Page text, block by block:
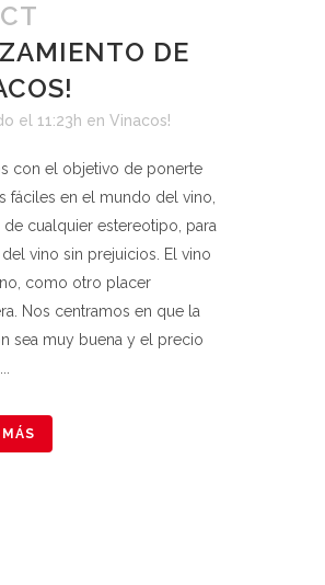
DE
el 11:23h en Vinacos!
con el objetivo de ponerte
fáciles en el mundo del vino,
de cualquier estereotipo, para
vino sin prejuicios. El vino
como otro placer
Nos centramos en que la
sea muy buena y el precio